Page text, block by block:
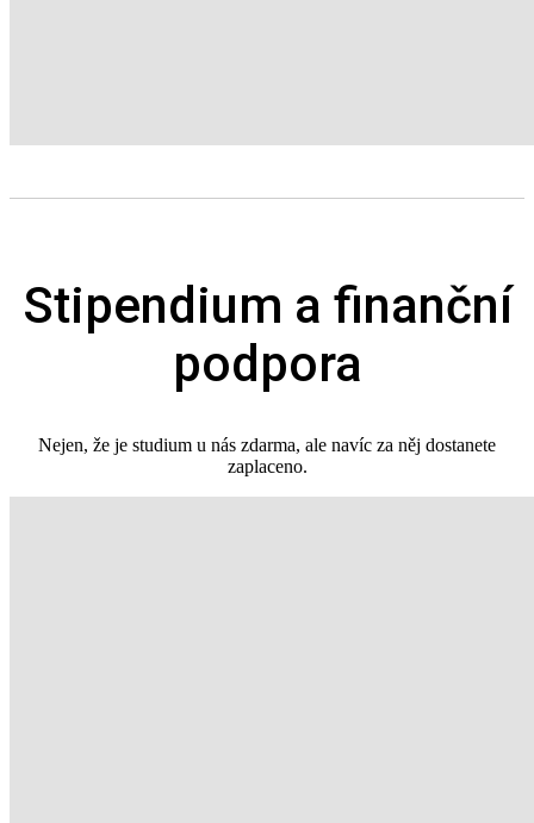
Stipendium a finanční
podpora
Nejen, že je studium u nás zdarma, ale navíc za něj dostanete
zaplaceno.